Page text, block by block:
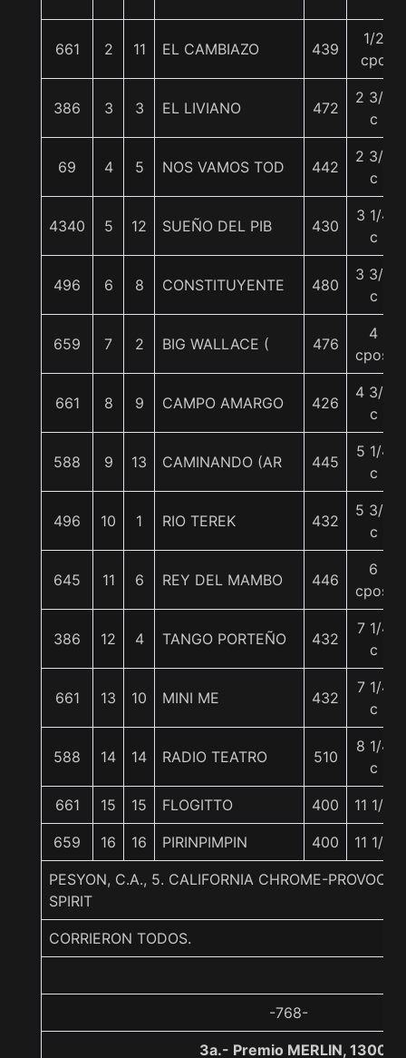
661 2 11 EL CAMBIAZO 439
1/2
cpo
386 3 3 EL LIVIANO 472
2 3/4
c
69 4 5 NOS VAMOS TOD 442
2 3/4
c
4340 5 12 SUEÑO DEL PIB 430
3 1/4
c
496 6 8 CONSTITUYENTE 480
3 3/4
c
659 7 2 BIG WALLACE ( 476
4
cpos.
661 8 9 CAMPO AMARGO 426
4 3/4
c
588 9 13 CAMINANDO (AR 445
5 1/4
c
496 10 1 RIO TEREK 432
5 3/4
c
645 11 6 REY DEL MAMBO 446
6
cpos.
386 12 4 TANGO PORTEÑO 432
7 1/4
c
661 13 10 MINI ME 432
7 1/4
c
588 14 14 RADIO TEATRO 510
8 1/4
c
661 15 15 FLOGITTO 400 11 1/4
659 16 16 PIRINPIMPIN 400 11 1/2
PESYON, C.A., 5. CALIFORNIA CHROME-
SPIRIT
CORRIERON TODOS.
-768-
3a.- Premio MERLIN, 1300